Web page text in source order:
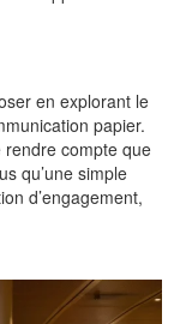
en explorant le
papier.
rendre compte que
qu’une simple
d’engagement,